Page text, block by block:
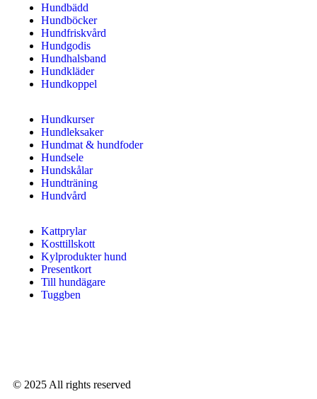
Hundbädd
Hundböcker
Hundfriskvård
Hundgodis
Hundhalsband
Hundkläder
Hundkoppel
Hundkurser
Hundleksaker
Hundmat & hundfoder
Hundsele
Hundskålar
Hundträning
Hundvård
Kattprylar
Kosttillskott
Kylprodukter hund
Presentkort
Till hundägare
Tuggben
© 2025 All rights reserved